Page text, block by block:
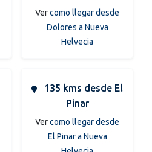
Vercomo llegar desde
Dolores a Nueva
Helvecia
135 kms desde El
Pinar
Vercomo llegar desde
El Pinar a Nueva